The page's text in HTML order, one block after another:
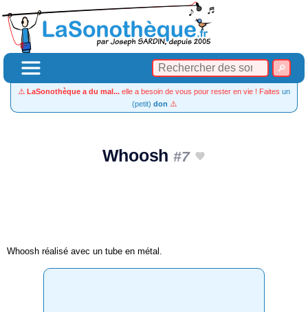
⚠️ LaSonothèque a du mal... elle a besoin de vous pour rester en vie ! Faites un
(petit) don ⚠️
Whoosh #7
Whoosh réalisé avec un tube en métal.